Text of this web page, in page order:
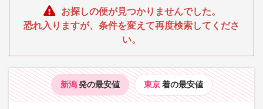
お探しの便が見つかりませんでした。
恐れ入りますが、条件を変えて再度検索してくださ
い。
新潟 発の最安値 東京 着の最安値